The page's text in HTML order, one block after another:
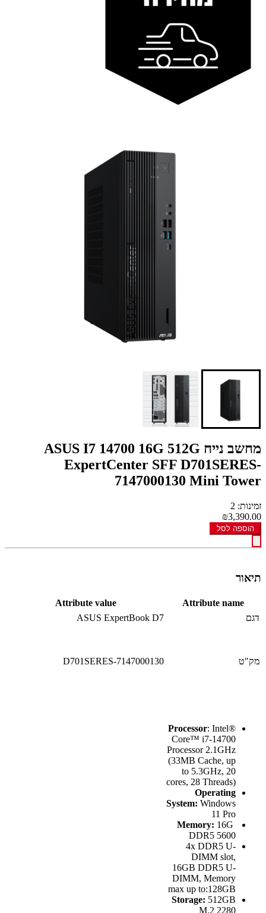
מחשב נייח ASUS I7 14700 16G 512G
ExpertCenter SFF D701SERES-
7147000130 Mini Tower
זמינות: 2
₪3,390.00
הוספה לסל
תיאור
Attribute name
Attribute value
דגם
ASUS ExpertBook D7
מק"ט D701SERES-7147000130
Processor: Intel®
Core™ i7-14700
Processor 2.1GHz
(33MB Cache, up
to 5.3GHz, 20
cores, 28 Threads)
Operating
System: Windows
11 Pro
16G
DDR5 5600
4x DDR5 U-
DIMM slot,
16GB DDR5 U-
DIMM, Memory
max up to:128GB
Storage: 512GB
M.2 2280